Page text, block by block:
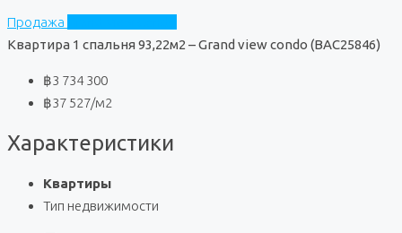
Продажа
Квартира 1 спальня 93,22м2 – Grand view condo (BAC25846)
฿3 734 300
฿37 527/м2
Характеристики
Квартиры
Тип недвижимости